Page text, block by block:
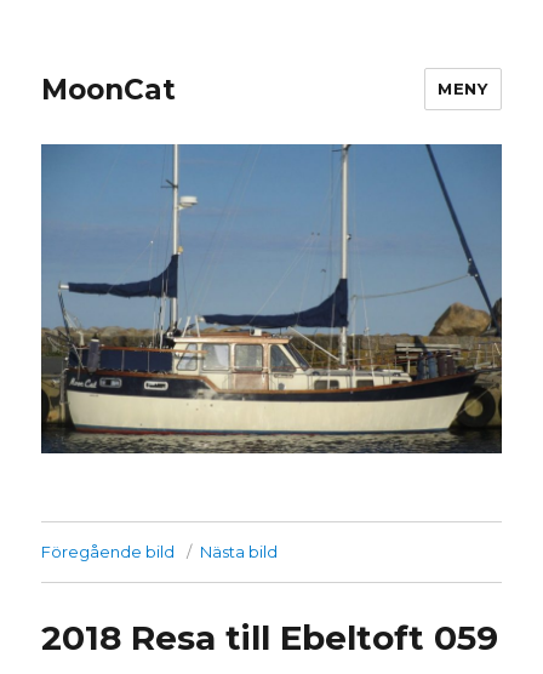
MoonCat MENY
Föregående bild Nästa bild
2018 Resa till Ebeltoft 059